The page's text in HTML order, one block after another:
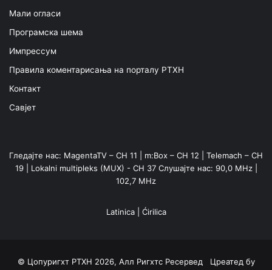
Мали огласи
Програмска шема
Импрессум
Правила коментарисања на порталу РТХН
Контакт
Савјет
Гледајте нас: MagentaTV – CH 11 | m:Box – CH 12 | Telemach – CH
19 | Lokalni multipleks (MUX) - CH 37 Слушајте нас: 90,0 MHz |
102,7 MHz
Latinica| Ćirilica
© Цопyригхт РТХН 2026, Алл Ригхтс Ресервед Цреатед бy